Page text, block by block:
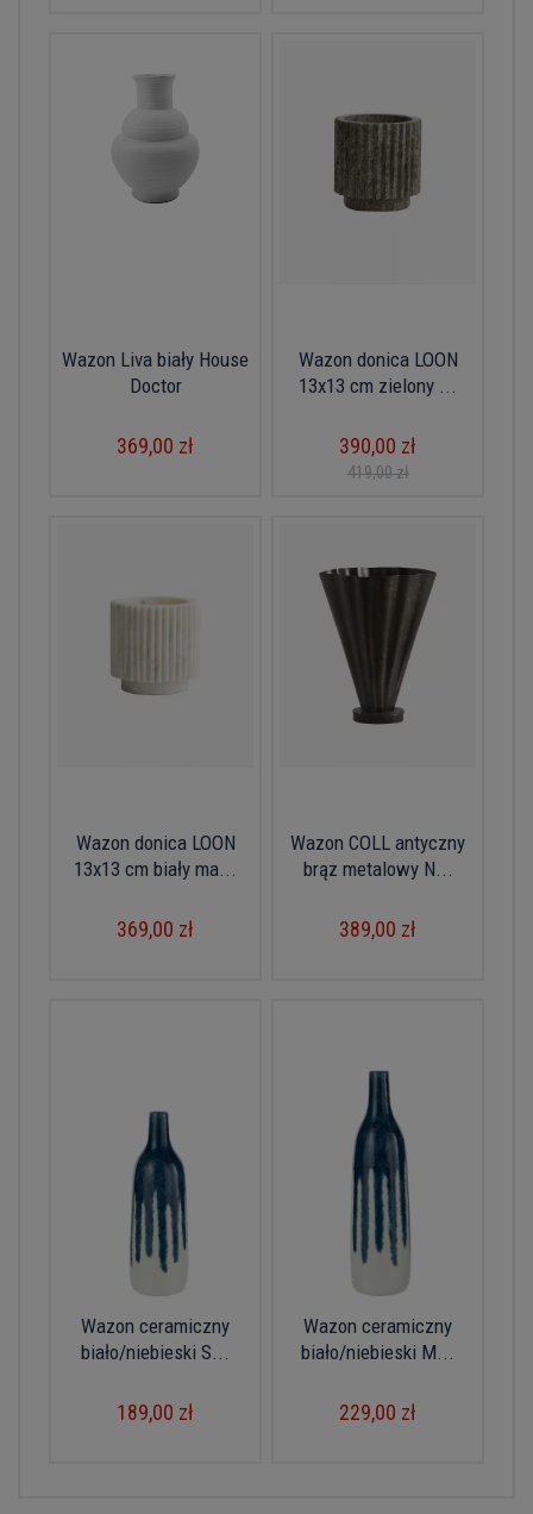
Wazon Liva biały House
Doctor
369,00 zł
Wazon donica LOON
13x13 cm zielony ...
390,00 zł
419,00 zł
Wazon donica LOON
13x13 cm biały ma...
369,00 zł
Wazon COLL antyczny
brąz metalowy N...
389,00 zł
Wazon ceramiczny
biało/niebieski S...
189,00 zł
Wazon ceramiczny
biało/niebieski M...
229,00 zł